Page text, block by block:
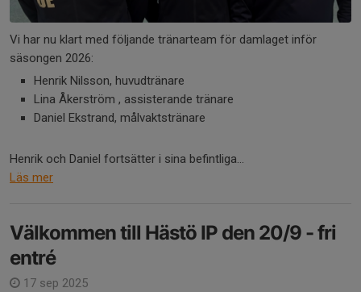
Vi har nu klart med följande tränarteam för damlaget inför
säsongen 2026:
Henrik Nilsson, huvudtränare
Lina Åkerström , assisterande tränare
Daniel Ekstrand, målvaktstränare
Henrik och Daniel fortsätter i sina befintliga...
Läs mer
Välkommen till Hästö IP den 20/9 - fri
entré
17 sep 2025